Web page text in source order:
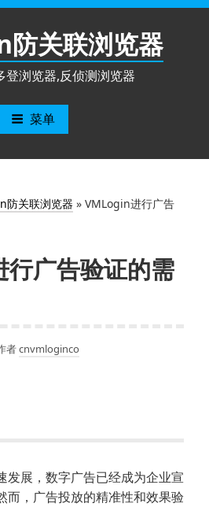
关联浏览器
登浏览器,反侦测浏览器
菜单
防关联浏览器 » VMLogin进行广告
广告验证的需
者cnvmloginco
发展，数字广告已经成为企业宣
而，广告投放的精准性和效果验